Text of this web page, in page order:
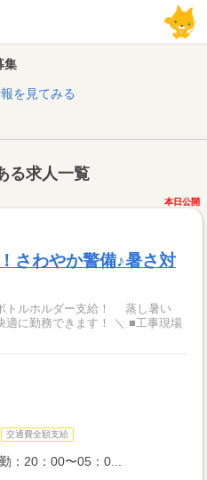
集
を見てみる
る求人一覧
本日公開
さわやか警備♪暑さ対
トルホルダー支給！ 蒸し暑い
できます！ ＼ ■工事現場
交通費全額支給
：20：00〜05：0...